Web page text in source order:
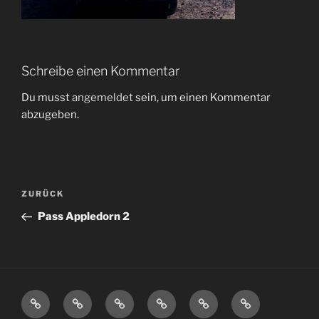
Schreibe einen Kommentar
Du musstangemeldetsein, um einen Kommentar
abzugeben.
Beitragsnavigation
Vorheriger
Beitrag
ZURÜCK
Pass Appledorn 2
Spende Charity SchorschBSC
Über
Impressum